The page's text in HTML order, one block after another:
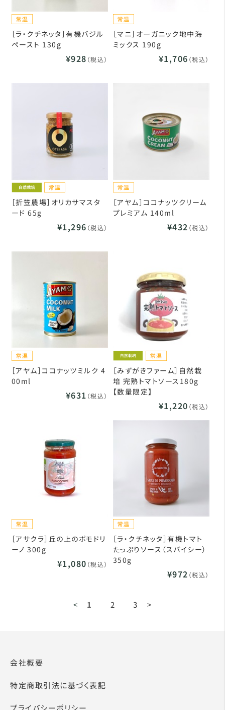
［ラ・クチネッタ］有機バジル
ペースト 130g
¥928 （税込）
［マニ］オーガニック地中海
ミックス 190g
¥1,706 （税込）
［折笠農場］オリカサマスタ
ード 65g
¥1,296 （税込）
［アヤム］ココナッツクリーム
プレミアム 140ml
¥432 （税込）
［アヤム］ココナッツミルク 4
00ml
¥631 （税込）
［みずがきファーム］自然栽
培 完熟トマトソース180g
【数量限定】
¥1,220 （税込）
［アサクラ］丘の上のポモドリ
ーノ 300g
¥1,080 （税込）
［ラ・クチネッタ］有機トマト
たっぷりソース（スパイシー）
350g
¥972 （税込）
< 1 2 3 >
会社概要
特定商取引法に基づく表記
プライバシーポリシー